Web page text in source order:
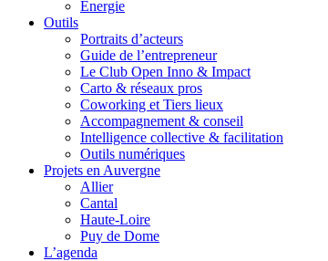
Energie
Outils
Portraits d’acteurs
Guide de l’entrepreneur
Le Club Open Inno & Impact
Carto & réseaux pros
Coworking et Tiers lieux
Accompagnement & conseil
Intelligence collective & facilitation
Outils numériques
Projets en Auvergne
Allier
Cantal
Haute-Loire
Puy de Dome
L’agenda